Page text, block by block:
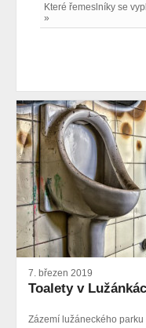
Které řemeslníky se
»
7. březen 2019
Toalety v
Zázemí lužáneckého